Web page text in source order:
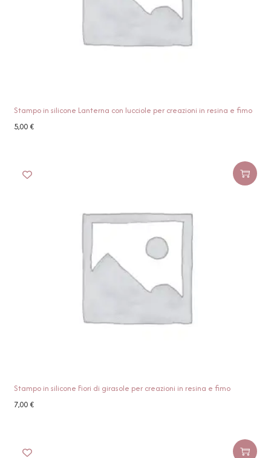
Stampo in silicone Lanterna con lucciole per creazioni in resina e fimo
5,00€
Stampo in silicone Fiori di girasole per creazioni in resina e fimo
7,00€